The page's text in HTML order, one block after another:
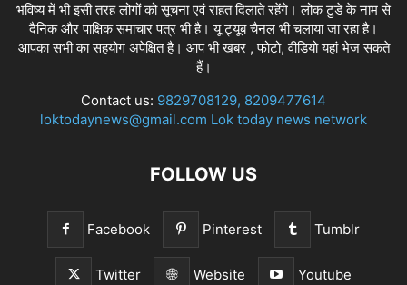
भविष्य में भी इसी तरह लोगों को सूचना एवं राहत दिलाते रहेंगे। लोक टुडे के नाम से
दैनिक और पाक्षिक समाचार पत्र भी है। यू ट्यूब चैनल भी चलाया जा रहा है।
आपका सभी का सहयोग अपेक्षित है। आप भी खबर , फोटो, वीडियो यहां भेज सकते
हैं।
Contact us: 9829708129, 8209477614
loktodaynews@gmail.com Lok today news network
FOLLOW US
Facebook Pinterest Tumblr
Twitter Website Youtube